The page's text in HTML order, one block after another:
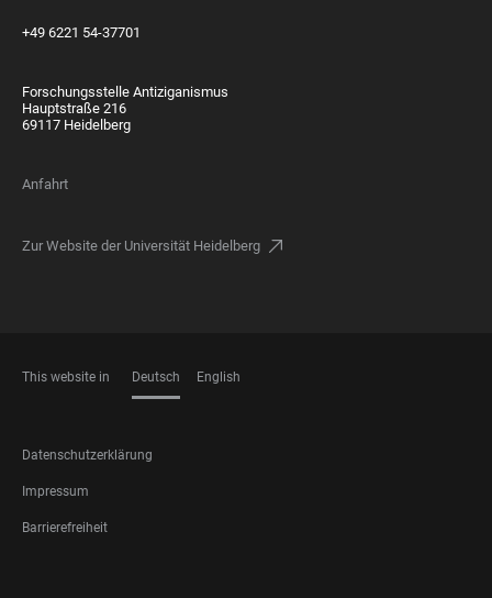
+49 6221 54-37701
Forschungsstelle Antiziganismus
Hauptstraße 216
69117 Heidelberg
Anfahrt
Zur Website der Universität Heidelberg
This website in Deutsch English
FOOTER
LEGAL
Datenschutzerklärung
Impressum
Barrierefreiheit